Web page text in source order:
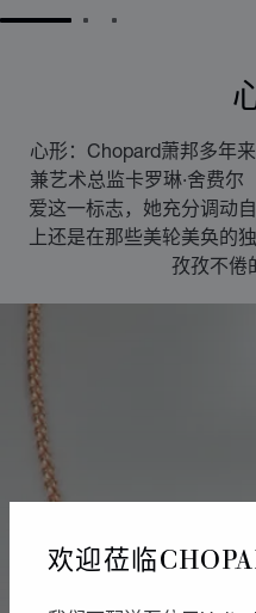
欢迎莅临
GO TO SLIDE 1GO TO SLIDE 2
GO TO SLIDE 3
心形：Chopard萧邦多年
兼艺术总监卡罗琳·舍费
爱这一标志，她充分调动
上还是在那些美轮美奂的
孜孜不倦